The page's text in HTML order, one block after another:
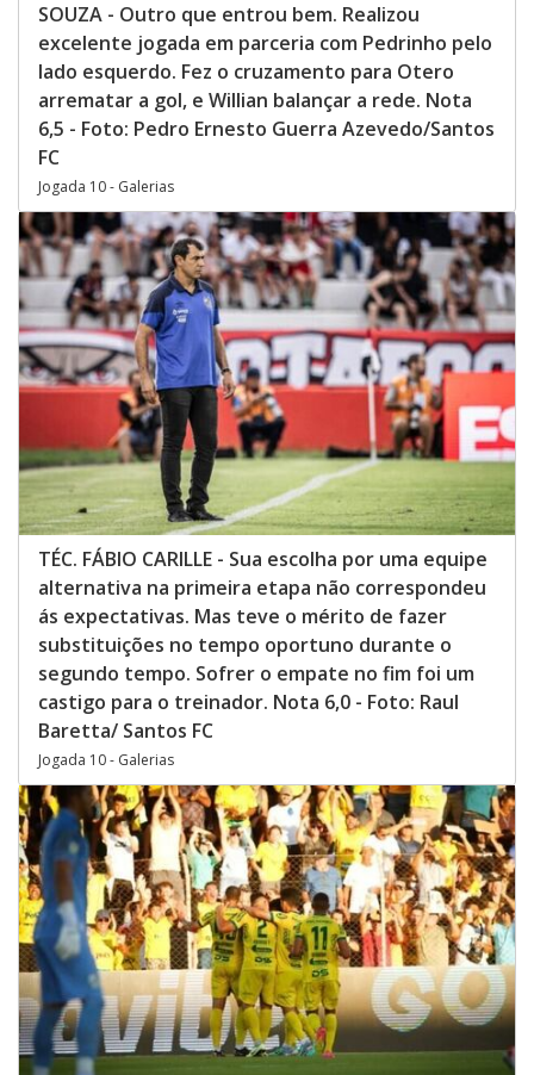
SOUZA - Outro que entrou bem. Realizou
excelente jogada em parceria com Pedrinho pelo
lado esquerdo. Fez o cruzamento para Otero
arrematar a gol, e Willian balançar a rede. Nota
6,5 - Foto: Pedro Ernesto Guerra Azevedo/Santos
FC
Jogada 10 - Galerias
TÉC. FÁBIO CARILLE - Sua escolha por uma equipe
alternativa na primeira etapa não correspondeu
ás expectativas. Mas teve o mérito de fazer
substituições no tempo oportuno durante o
segundo tempo. Sofrer o empate no fim foi um
castigo para o treinador. Nota 6,0 - Foto: Raul
Baretta/ Santos FC
Jogada 10 - Galerias